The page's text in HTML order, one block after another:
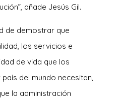
añade Jesús Gil.
de demostrar que
los servicios e
de vida que los
del mundo necesitan,
la administración